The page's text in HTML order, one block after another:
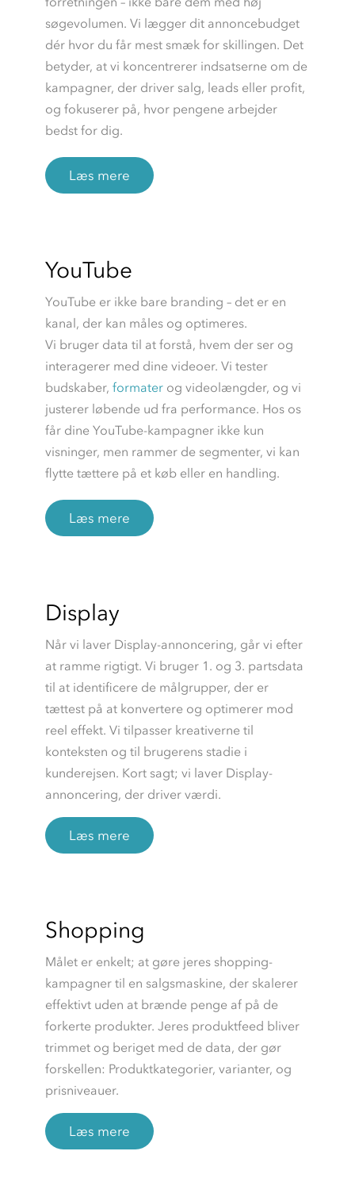
søgevolumen. Vi lægger dit annoncebudget
dér hvor du får mest smæk for skillingen. Det
betyder, at vi koncentrerer indsatserne om de
kampagner, der driver salg, leads eller profit,
og fokuserer på, hvor pengene arbejder
bedst for dig.
Læs mere
YouTube
YouTube er ikke bare branding – det er en
kanal, der kan måles og optimeres.
Vi bruger data til at forstå, hvem der ser og
interagerer med dine videoer. Vi tester
budskaber, formaterog videolængder, og vi
justerer løbende ud fra performance. Hos os
får dine YouTube-kampagner ikke kun
visninger, men rammer de segmenter, vi kan
flytte tættere på et køb eller en handling.
Læs mere
Display
Når vi laver Display-annoncering, går vi efter
at ramme rigtigt. Vi bruger 1. og 3. partsdata
til at identificere de målgrupper, der er
tættest på at konvertere og optimerer mod
reel effekt. Vi tilpasser kreativerne til
konteksten og til brugerens stadie i
kunderejsen. Kort sagt; vi laver Display-
annoncering, der driver værdi.
Læs mere
Shopping
Målet er enkelt; at gøre jeres shopping-
kampagner til en salgsmaskine, der skalerer
effektivt uden at brænde penge af på de
forkerte produkter. Jeres produktfeed bliver
trimmet og beriget med de data, der gør
forskellen: Produktkategorier, varianter, og
prisniveauer.
Læs mere